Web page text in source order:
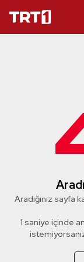
Aradığınız sayfa
1 saniye içinde